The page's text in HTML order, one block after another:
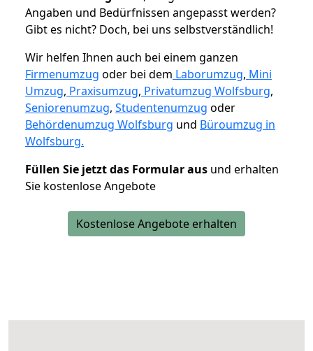
Angaben und Bedürfnissen angepasst werden?
Gibt es nicht? Doch, bei uns selbstverständlich!
Wir helfen Ihnen auch bei einem ganzen
Firmenumzug oder bei dem Laborumzug, Mini
Umzug, Praxisumzug, Privatumzug Wolfsburg,
Seniorenumzug, Studentenumzug oder
Behördenumzug Wolfsburg und Büroumzug in
Wolfsburg.
Füllen Sie jetzt das Formular aus und erhalten
Sie kostenlose Angebote
Kostenlose Angebote erhalten